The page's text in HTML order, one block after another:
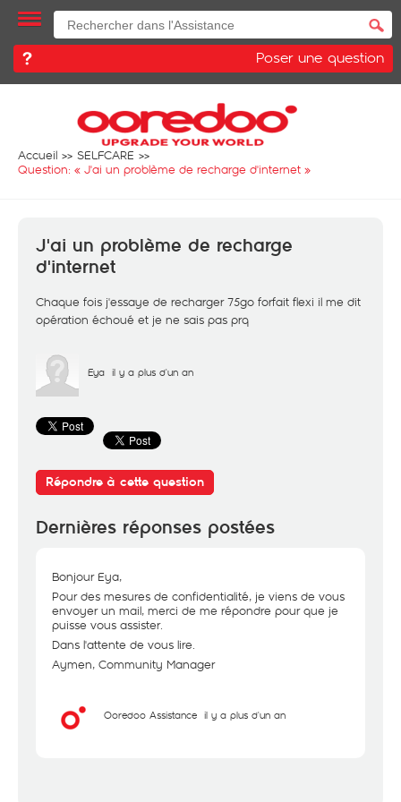
Poser une question
Accueil
SELFCARE
Question: « J'ai un problème de recharge d'internet »
J'ai un problème de recharge
d'internet
Chaque fois j'essaye de recharger 75go forfait flexi il me dit
opération échoué et je ne sais pas prq
Eya il y a plus d'un an
Répondre à cette question
Dernières réponses postées
Bonjour Eya,
Pour des mesures de confidentialité, je viens de vous
envoyer un mail, merci de me répondre pour que je
puisse vous assister.
Dans l'attente de vous lire.
Aymen, Community Manager
Ooredoo Assistance il y a plus d'un an